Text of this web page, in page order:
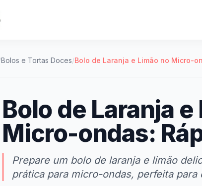
Bolos e Tortas Doces/Bolo de Laranja e Limão no Micro-
Bolo de Laranja
Micro-ondas:
Prepare um bolo de laranja e limão
prática para micro-ondas, perfeita